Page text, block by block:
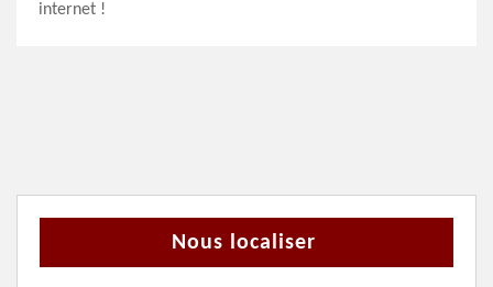
internet !
Nous localiser